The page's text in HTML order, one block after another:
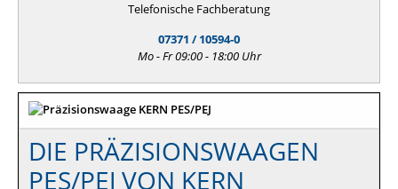
Telefonische Fachberatung
07371 / 10594-0
Mo - Fr 09:00 - 18:00 Uhr
DIE PRÄZISIONSWAAGEN
PES/PEJ VON KERN